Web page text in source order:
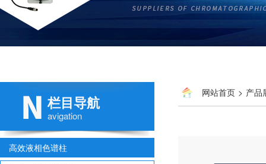
栏目导航
avigation
高效液相色谱柱
网站首页 > 产品